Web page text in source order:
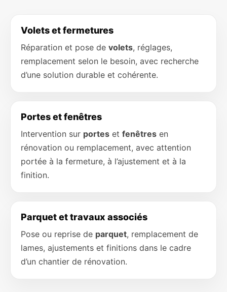
Volets et fermetures
Réparation et pose de volets, réglages,
remplacement selon le besoin, avec recherche
d’une solution durable et cohérente.
Portes et fenêtres
Intervention sur portes et fenêtres en
rénovation ou remplacement, avec attention
portée à la fermeture, à l’ajustement et à la
finition.
Parquet et travaux associés
Pose ou reprise de parquet, remplacement de
lames, ajustements et finitions dans le cadre
d’un chantier de rénovation.